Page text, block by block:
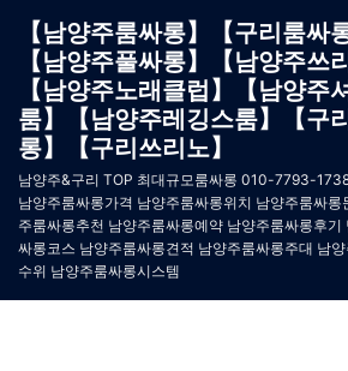
Skip
content
【남양주룸싸롱】【구리룸싸롱
【남양주풀싸롱】【남양주쓰
【남양주노래클럽】【남양주
룸】【남양주레깅스룸】【구
롱】【구리쓰리노】
남양주&구리 TOP 최대규모룸싸롱 010-7793-
남양주룸싸롱가격 남양주룸싸롱위치 남양주룸싸롱
주룸싸롱추천 남양주룸싸롱예약 남양주룸싸롱후기
싸롱코스 남양주룸싸롱견적 남양주룸싸롱주대 남
수위 남양주룸싸롱시스템